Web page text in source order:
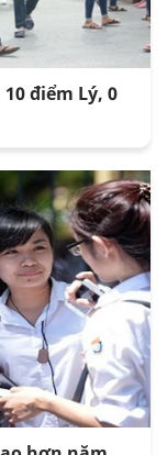
điểm Lý, 0